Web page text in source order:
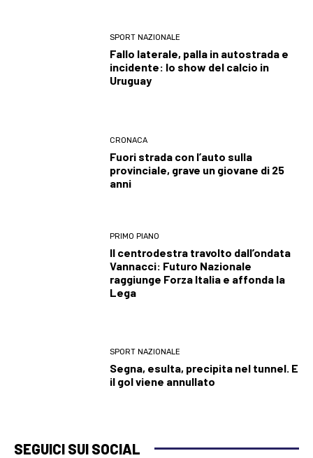
SPORT NAZIONALE
Fallo laterale, palla in autostrada e
incidente: lo show del calcio in
Uruguay
CRONACA
Fuori strada con l’auto sulla
provinciale, grave un giovane di 25
anni
PRIMO PIANO
Il centrodestra travolto dall’ondata
Vannacci: Futuro Nazionale
raggiunge Forza Italia e affonda la
Lega
SPORT NAZIONALE
Segna, esulta, precipita nel tunnel. E
il gol viene annullato
SEGUICI SUI SOCIAL